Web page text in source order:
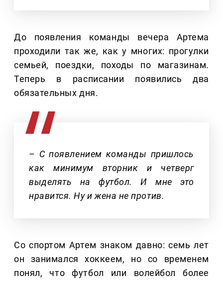
До появления команды вечера Артема
проходили так же, как у многих: прогулки
семьей, поездки, походы по магазинам.
Теперь в расписании появились два
обязательных дня.
– С появлением команды пришлось
как минимум вторник и четверг
выделять на футбол. И мне это
нравится. Ну и жена не против.
Со спортом Артем знаком давно: семь лет
он занимался хоккеем, но со временем
понял, что футбол или волейбол более